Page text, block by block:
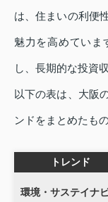
は、住まいの利便
魅力を高めていま
し、長期的な投資
以下の表は、大阪
ンドをまとめたもの
トレンド
環境・サステイナ